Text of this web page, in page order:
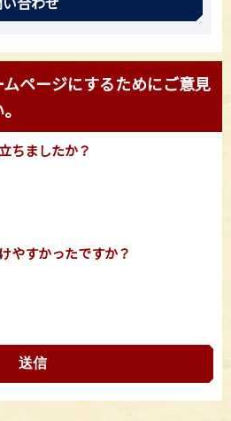
ページにするためにご意見
ちましたか？
やすかったですか？